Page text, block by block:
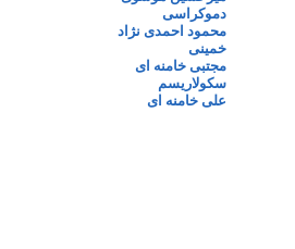
دموکراسی
محمود احمدی نژاد
خمینی
مجتبی خامنه ای
سکولاریسم
علی خامنه ای